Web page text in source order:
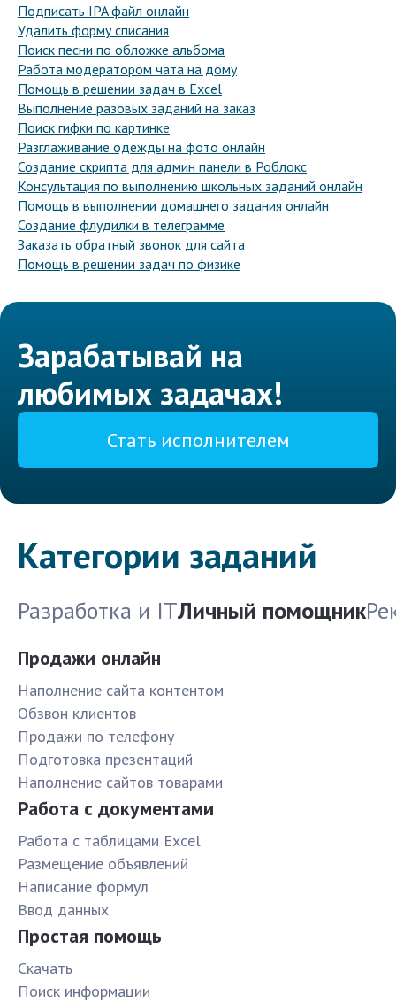
Подписать IPA файл онлайн
Удалить форму списания
Поиск песни по обложке альбома
Работа модератором чата на дому
Помощь в решении задач в Excel
Выполнение разовых заданий на заказ
Поиск гифки по картинке
Разглаживание одежды на фото онлайн
Создание скрипта для админ панели в Роблокс
Консультация по выполнению школьных заданий онлайн
Помощь в выполнении домашнего задания онлайн
Создание флудилки в телеграмме
Заказать обратный звонок для сайта
Помощь в решении задач по физике
Зарабатывай на
любимых задачах!
Стать исполнителем
Категории заданий
Разработка и ITЛичный помощник
Продажи онлайн
Наполнение сайта контентом
Обзвон клиентов
Продажи по телефону
Подготовка презентаций
Наполнение сайтов товарами
Работа с документами
Работа с таблицами Excel
Размещение объявлений
Написание формул
Ввод данных
Простая помощь
Скачать
Поиск информации